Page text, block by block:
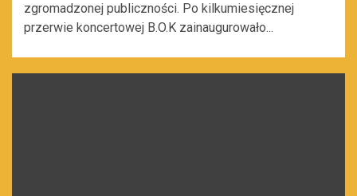
zgromadzonej publiczności. Po kilkumiesięcznej
przerwie koncertowej B.O.K zainaugurowało...